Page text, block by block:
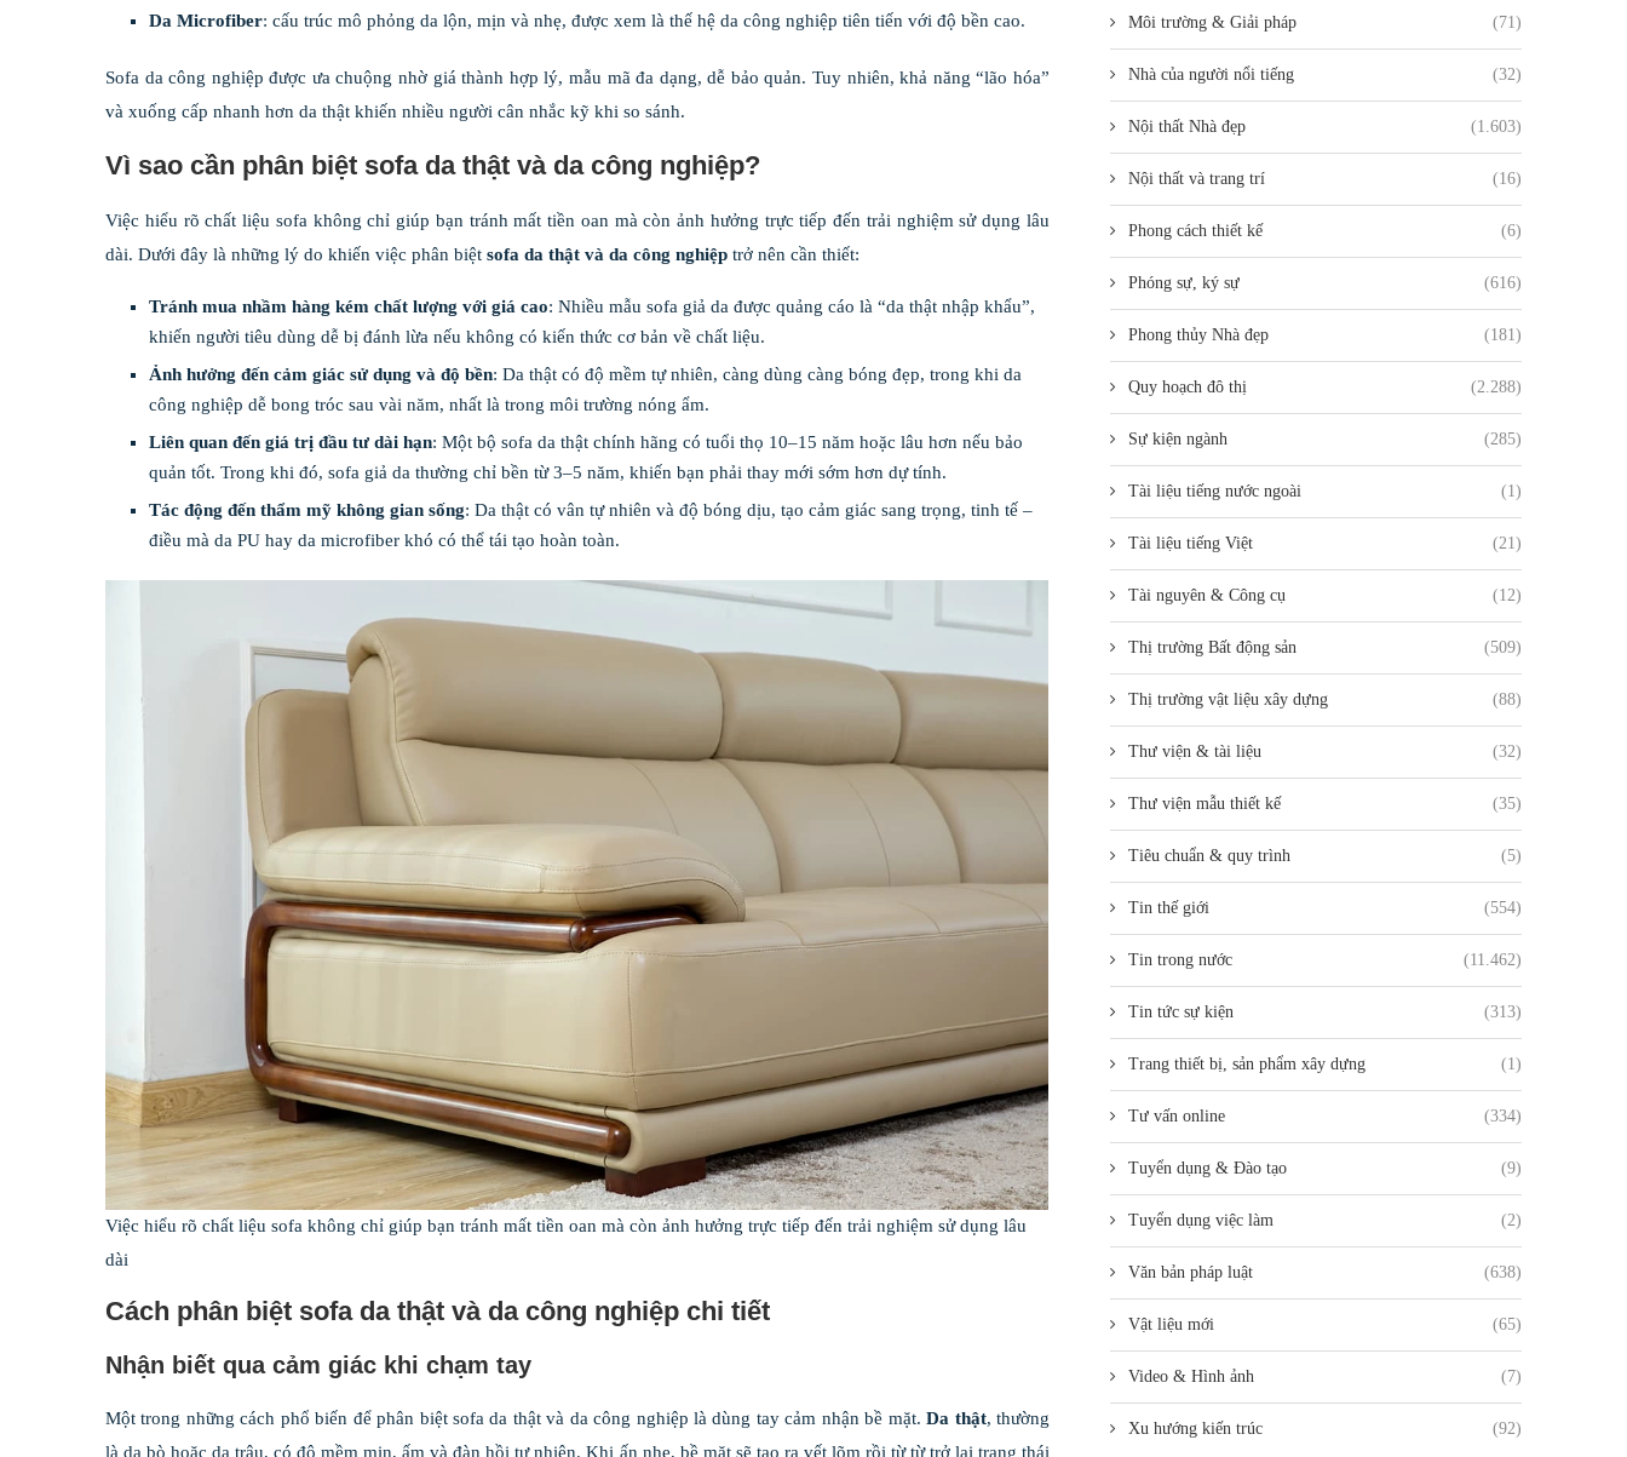
Da Microfiber: cấu trúc mô phỏng da lộn, mịn và nhẹ, được xem là thế hệ da công nghiệp tiên tiến với độ bền cao.
Sofa da công nghiệp được ưa chuộng nhờ giá thành hợp lý, mẫu mã đa dạng, dễ bảo quản. Tuy nhiên, khả năng “lão hóa”
và xuống cấp nhanh hơn da thật khiến nhiều người cân nhắc kỹ khi so sánh.
Vì sao cần phân biệt sofa da thật và da công nghiệp?
Việc hiểu rõ chất liệu sofa không chỉ giúp bạn tránh mất tiền oan mà còn ảnh hưởng trực tiếp đến trải nghiệm sử dụng lâu
dài. Dưới đây là những lý do khiến việc phân biệt sofa da thật và da công nghiệp trở nên cần thiết:
Tránh mua nhầm hàng kém chất lượng với giá cao: Nhiều mẫu sofa giả da được quảng cáo là “da thật nhập khẩu”,
khiến người tiêu dùng dễ bị đánh lừa nếu không có kiến thức cơ bản về chất liệu.
Ảnh hưởng đến cảm giác sử dụng và độ bền: Da thật có độ mềm tự nhiên, càng dùng càng bóng đẹp, trong khi da
công nghiệp dễ bong tróc sau vài năm, nhất là trong môi trường nóng ẩm.
Liên quan đến giá trị đầu tư dài hạn: Một bộ sofa da thật chính hãng có tuổi thọ 10–15 năm hoặc lâu hơn nếu bảo
quản tốt. Trong khi đó, sofa giả da thường chỉ bền từ 3–5 năm, khiến bạn phải thay mới sớm hơn dự tính.
Tác động đến thẩm mỹ không gian sống: Da thật có vân tự nhiên và độ bóng dịu, tạo cảm giác sang trọng, tinh tế –
điều mà da PU hay da microfiber khó có thể tái tạo hoàn toàn.
Việc hiểu rõ chất liệu sofa không chỉ giúp bạn tránh mất tiền oan mà còn ảnh hưởng trực tiếp đến trải nghiệm sử dụng lâu
dài
Cách phân biệt sofa da thật và da công nghiệp chi tiết
Nhận biết qua cảm giác khi chạm tay
Một trong những cách phổ biến để phân biệt sofa da thật và da công nghiệp là dùng tay cảm nhận bề mặt.Da thật, thường
là da bò hoặc da trâu, có độ mềm mịn, ấm và đàn hồi tự nhiên. Khi ấn nhẹ, bề mặt sẽ tạo ra vết lõm rồi từ từ trở lại trạng thái
Môi trường & Giải pháp (71)
Nhà của người nổi tiếng (32)
Nội thất Nhà đẹp (1.603)
Nội thất và trang trí (16)
Phong cách thiết kế (6)
Phóng sự, ký sự (616)
Phong thủy Nhà đẹp (181)
Quy hoạch đô thị (2.288)
Sự kiện ngành (285)
Tài liệu tiếng nước ngoài (1)
Tài liệu tiếng Việt (21)
Tài nguyên & Công cụ (12)
Thị trường Bất động sản (509)
Thị trường vật liệu xây dựng (88)
Thư viện & tài liệu (32)
Thư viện mẫu thiết kế (35)
Tiêu chuẩn & quy trình (5)
Tin thế giới (554)
Tin trong nước (11.462)
Tin tức sự kiện (313)
Trang thiết bị, sản phẩm xây dựng (1)
Tư vấn online (334)
Tuyển dụng & Đào tạo (9)
Tuyển dụng việc làm (2)
Văn bản pháp luật (638)
Vật liệu mới (65)
Video & Hình ảnh (7)
Xu hướng kiến trúc (92)